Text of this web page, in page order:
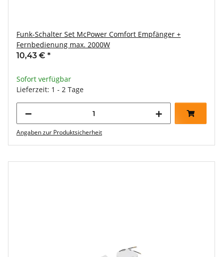
Funk-Schalter Set McPower Comfort Empfänger +
Fernbedienung max. 2000W
10,43 € *
Sofort verfügbar
Lieferzeit: 1 - 2 Tage
Angaben zur Produktsicherheit